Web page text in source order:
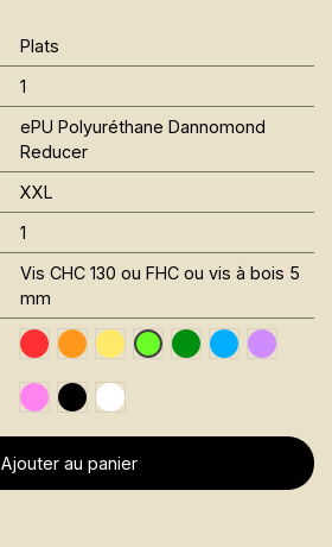
Plats
1
ePU Polyuréthane Dannomond
Reducer
XXL
1
Vis CHC 130 ou FHC ou vis à bois 5
mm
Traffic Red RAL 3020
Orange Fluo RAL 2005
Jaune Pantone 116C
Vert Fluo Pantone
Leaf Green RAL
Sky BlueSignal
Rose Fluo Pantone 806C
Black RAL 9005
Traffic White RAL 9016
Ajouter au panier